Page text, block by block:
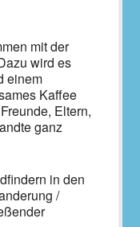
mit der
wird es
einem
Kaffee
Eltern,
ganz
in den
/